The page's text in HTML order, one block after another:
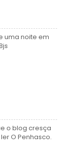
uma noite em
o blog cresça
O Penhasco.